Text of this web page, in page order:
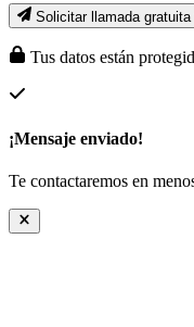
Solicitar llamada
Tus datos están
¡Mensaje enviado!
Te contactaremos en